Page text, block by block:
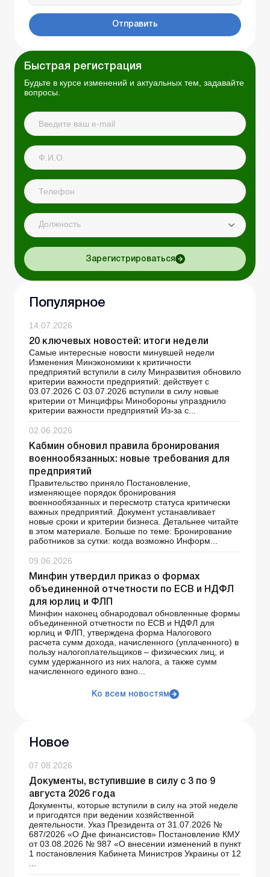
Отправить
Быстрая регистрация
Будьте в курсе изменений и актуальных тем, задавайте
вопросы.
Должность
Зарегистрироваться
Популярное
14.07.2026
20 ключевых новостей: итоги недели
Самые интересные новости минувшей недели
Изменения Минэкономики к критичности
предприятий вступили в силу Минразвития обновило
критерии важности предприятий: действует с
03.07.2026 С 03.07.2026 вступили в силу новые
критерии от Минцифры Минобороны упразднило
критерии важности предприятий Из-за с...
02.06.2026
Кабмин обновил правила бронирования
военнообязанных: новые требования для
предприятий
Правительство приняло Постановление,
изменяющее порядок бронирования
военнообязанных и пересмотр статуса критически
важных предприятий. Документ устанавливает
новые сроки и критерии бизнеса. Детальнее читайте
в этом материале. Больше по теме: Бронирование
работников за сутки: когда возможно Информ...
09.06.2026
Минфин утвердил приказ о формах
объединенной отчетности по ЕСВ и НДФЛ
для юрлиц и ФЛП
Минфин наконец обнародовал обновленные формы
объединенной отчетности по ЕСВ и НДФЛ для
юрлиц и ФЛП, утверждена форма Налогового
расчета сумм дохода, начисленного (уплаченного) в
пользу налогоплательщиков – физических лиц, и
сумм удержанного из них налога, а также сумм
начисленного единого взно...
Ко всем новостям
Новое
07.08.2026
Документы, вступившие в силу с 3 по 9
августа 2026 года
Документы, которые вступили в силу на этой неделе
и пригодятся при ведении хозяйственной
деятельности. Указ Президента от 31.07.2026 №
687/2026 «О Дне финансистов» Постановление КМУ
от 03.08.2026 № 987 «О внесении изменений в пункт
1 постановления Кабинета Министров Украины от 12